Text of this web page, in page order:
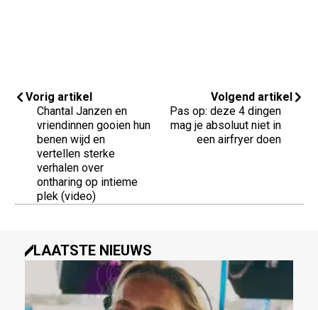
Vorig artikel
Chantal Janzen en
vriendinnen gooien hun
benen wijd en
vertellen sterke
verhalen over
ontharing op intieme
plek (video)
Volgend artikel
Pas op: deze 4 dingen
mag je absoluut niet in
een airfryer doen
LAATSTE NIEUWS